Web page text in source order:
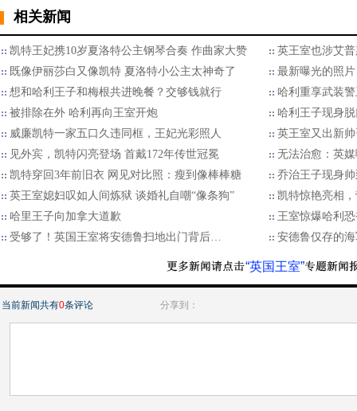
相关新闻
凯特王妃携10岁夏洛特公主钢琴合奏 作曲家大赞
英王室也涉艾
既像伊丽莎白又像凯特 夏洛特小公主太神奇了
最新曝光的照
想和哈利王子和梅根共进晚餐？交够钱就行
哈利重享武装
被排除在外 哈利再向王室开炮
哈利王子现身
威廉凯特一家五口久违同框，王妃光彩照人
英王室又出新
见外宾，凯特闪亮登场 首戴172年传世冠冕
无法治愈：英
凯特穿回3年前旧衣 网见对比照：瘦到像棒棒糖
乔治王子现身
英王室媳妇叹如人间炼狱 谈婚礼自嘲“像条狗”
凯特惊艳亮相
哈里王子向加拿大道歉
王室惊爆哈利
受够了！英国王室将安德鲁扫地出门背后…
安德鲁仅存的
“英国王室”
当前新闻共有0条评论 分享到：